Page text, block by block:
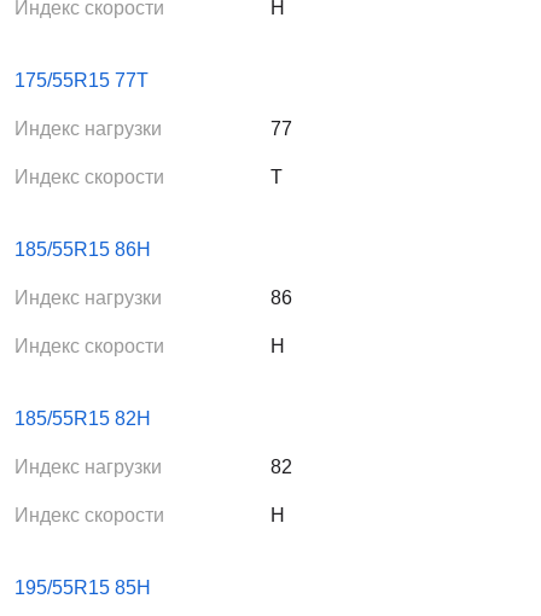
Индекс скорости H
175/55R15 77T
Индекс нагрузки 77
Индекс скорости T
185/55R15 86H
Индекс нагрузки 86
Индекс скорости H
185/55R15 82H
Индекс нагрузки 82
Индекс скорости H
195/55R15 85H